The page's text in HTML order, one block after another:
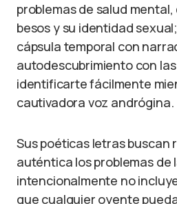
problemas de salud
besos y su identidad
cápsula temporal con
autodescubrimiento con
identificarte fácilmente
cautivadora voz andrógina.
Sus poéticas letras buscan
auténtica los problemas
intencionalmente no
que cualquier oyente